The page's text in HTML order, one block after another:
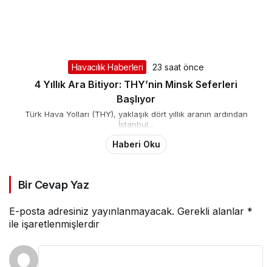
Havacılık Haberleri 23 saat önce
4 Yıllık Ara Bitiyor: THY’nin Minsk Seferleri
Başlıyor
Türk Hava Yolları (THY), yaklaşık dört yıllık aranın ardından
İstanbul...
Bir Cevap Yaz
ile işaretlenmişlerdir